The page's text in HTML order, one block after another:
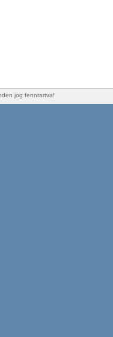
jog fenntartva!